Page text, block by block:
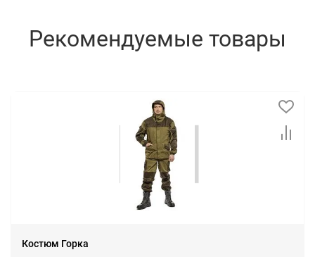
Рекомендуемые товары
Костюм Горка